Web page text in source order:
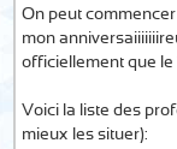
On peut
mon
officiellement que le
Voici la liste des
mieux les situer):